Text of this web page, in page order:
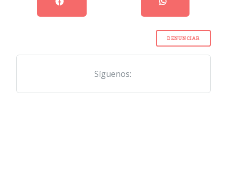
DENUNCIAR
Síguenos: